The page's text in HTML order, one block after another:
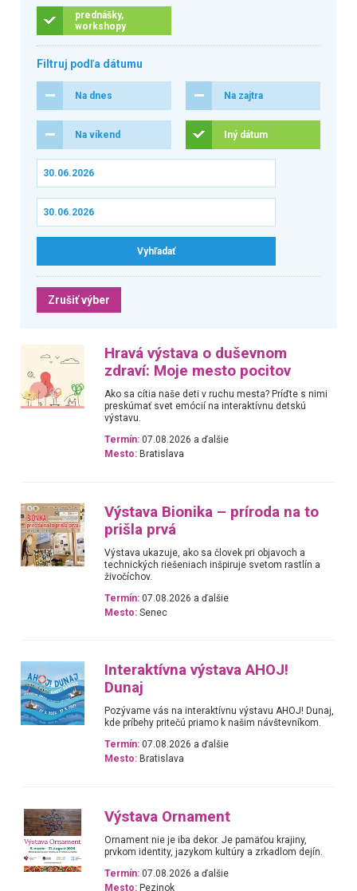
prednášky,
workshopy
Filtruj podľa dátumu
Na dnes Na zajtra
Na víkend Iný dátum
Zrušiť výber
Hravá výstava o duševnom
zdraví: Moje mesto pocitov
Ako sa cítia naše deti v ruchu mesta? Príďte s nimi
preskúmať svet emócií na interaktívnu detskú
výstavu.
Termín: 07.08.2026 a ďalšie
Mesto: Bratislava
Výstava Bionika – príroda na to
prišla prvá
Výstava ukazuje, ako sa človek pri objavoch a
technických riešeniach inšpiruje svetom rastlín a
živočíchov.
Termín: 07.08.2026 a ďalšie
Mesto: Senec
Interaktívna výstava AHOJ!
Dunaj
Pozývame vás na interaktívnu výstavu AHOJ! Dunaj,
kde príbehy pritečú priamo k našim návštevníkom.
Termín: 07.08.2026 a ďalšie
Mesto: Bratislava
Výstava Ornament
Ornament nie je iba dekor. Je pamäťou krajiny,
prvkom identity, jazykom kultúry a zrkadlom dejín.
Termín: 07.08.2026 a ďalšie
Mesto: Pezinok